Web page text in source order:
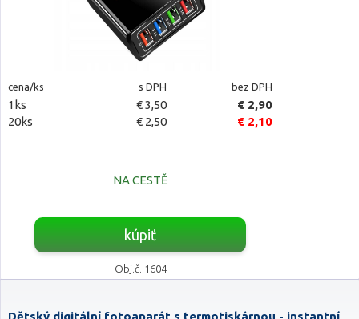
cena/ks s DPH bez DPH
1ks € 3,50
€ 2,90
20ks
€ 2,50 € 2,10
NA CESTĚ
kúpiť
Obj.č. 1604
Dětský digitální fotoaparát s termotiskárnou - instantní